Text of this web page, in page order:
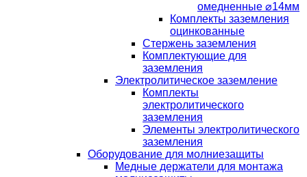
омедненные ⌀14мм
Комплекты заземления
оцинкованные
Стержень заземления
Комплектующие для
заземления
Электролитическое заземление
Комплекты
электролитического
заземления
Элементы электролитического
заземления
Оборудование для молниезащиты
Медные держатели для монтажа